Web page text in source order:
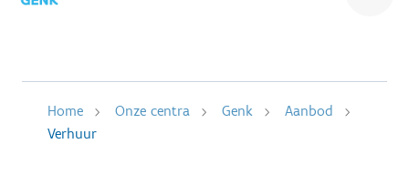
Home Onze centra Genk
Aanbod
Verhuur